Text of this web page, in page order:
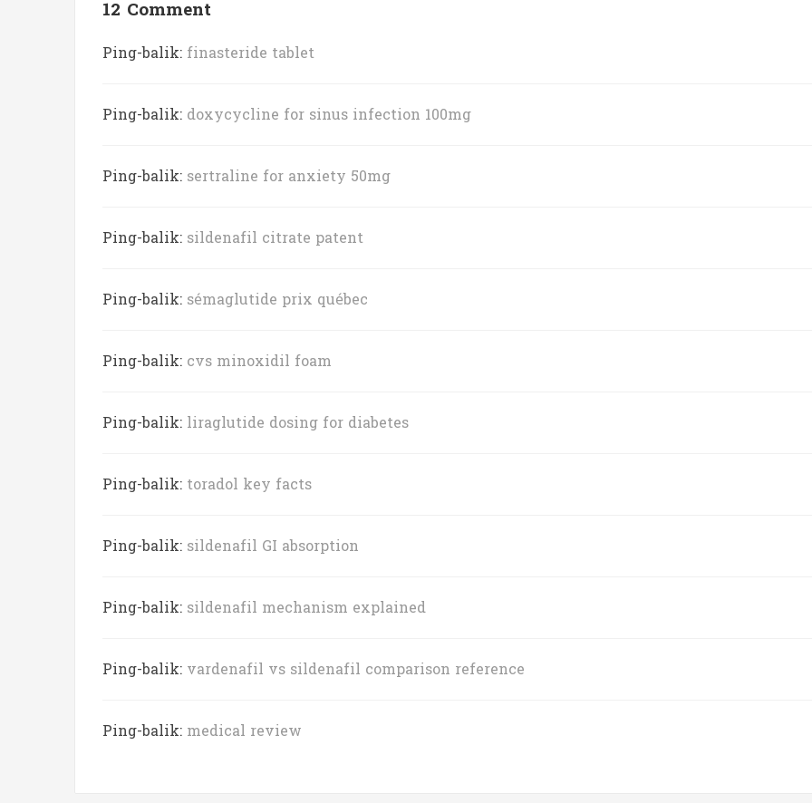
12 Comment
Ping-balik: finasteride tablet
Ping-balik: doxycycline for sinus infection 100mg
Ping-balik: sertraline for anxiety 50mg
Ping-balik: sildenafil citrate patent
Ping-balik: sémaglutide prix québec
Ping-balik: cvs minoxidil foam
Ping-balik: liraglutide dosing for diabetes
Ping-balik: toradol key facts
Ping-balik: sildenafil GI absorption
Ping-balik: sildenafil mechanism explained
Ping-balik: vardenafil vs sildenafil comparison reference
Ping-balik: medical review